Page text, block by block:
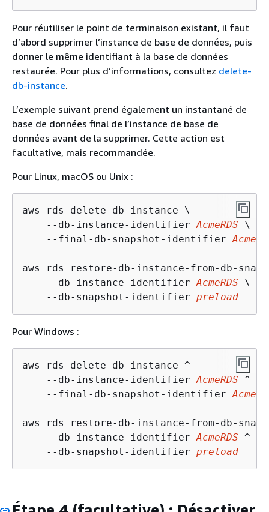
Pour réutiliser le point de terminaison existant, il faut
d’abord supprimer l’instance de base de données, puis
donner le même identifiant à la base de données
restaurée. Pour plus d’informations, consultez delete-
db-instance.
L’exemple suivant prend également un instantané de
base de données final de l’instance de base de
données avant de la supprimer. Cette action est
facultative, mais recommandée.
Pour Linux, macOS ou Unix :
aws rds delete-db-instance \
    --db-instance-identifier
AcmeRDS \
    --final-db-snapshot-identifier
aws rds restore-db-instance-from-db-
    --db-instance-identifier
AcmeRDS \
    --db-snapshot-identifier
preload
Pour Windows :
aws rds delete-db-instance ^
    --db-instance-identifier
AcmeRDS ^
    --final-db-snapshot-identifier
aws rds restore-db-instance-from-db-
    --db-instance-identifier
AcmeRDS ^
    --db-snapshot-identifier
preload